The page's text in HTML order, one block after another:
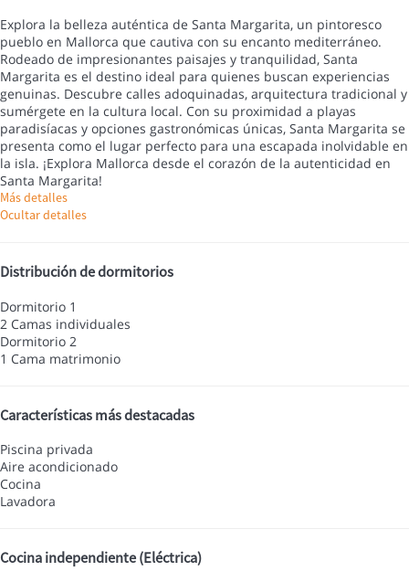
Explora la belleza auténtica de Santa Margarita, un pintoresco
pueblo en Mallorca que cautiva con su encanto mediterráneo.
Rodeado de impresionantes paisajes y tranquilidad, Santa
Margarita es el destino ideal para quienes buscan experiencias
genuinas. Descubre calles adoquinadas, arquitectura tradicional y
sumérgete en la cultura local. Con su proximidad a playas
paradisíacas y opciones gastronómicas únicas, Santa Margarita se
presenta como el lugar perfecto para una escapada inolvidable en
la isla. ¡Explora Mallorca desde el corazón de la autenticidad en
Santa Margarita!
Más detalles
Ocultar detalles
Distribución de dormitorios
Dormitorio 1
2 Camas individuales
Dormitorio 2
1 Cama matrimonio
Características más destacadas
Piscina privada
Aire acondicionado
Cocina
Lavadora
Cocina independiente (Eléctrica)